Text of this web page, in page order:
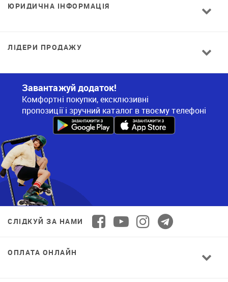
ЮРИДИЧНА ІНФОРМАЦІЯ
ЛІДЕРИ ПРОДАЖУ
Завантажуй додаток!
Комфортні покупки, ексклюзивні
пропозиції і зручний каталог в твоєму телефоні
СЛІДКУЙ ЗА НАМИ
ОПЛАТА ОНЛАЙН